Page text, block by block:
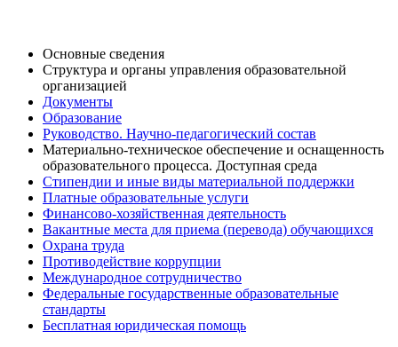
Основные сведения
Структура и органы управления образовательной
организацией
Документы
Образование
Руководство. Научно-педагогический состав
Материально-техническое обеспечение и оснащенность
образовательного процесса. Доступная среда
Стипендии и иные виды материальной поддержки
Платные образовательные услуги
Финансово-хозяйственная деятельность
Вакантные места для приема (перевода) обучающихся
Охрана труда
Противодействие коррупции
Международное сотрудничество
Федеральные государственные образовательные
стандарты
Бесплатная юридическая помощь